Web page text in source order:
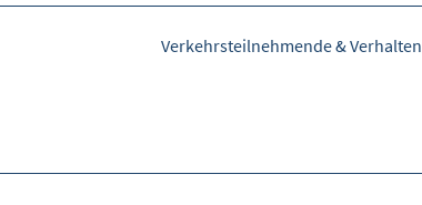
Verkehrsteilnehmende & Verhalten